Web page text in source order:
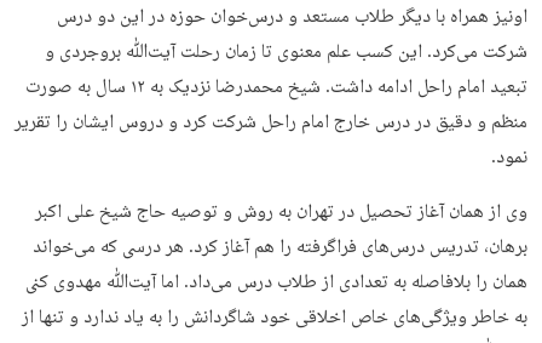
اونیز همراه با دیگر طلاب مستعد و درس‌خوان حوزه در این دو درس
شرکت می‌کرد. این کسب علم معنوی تا زمان رحلت آیت‌ﷲ بروجردی و
تبعید امام راحل ادامه داشت. شیخ محمدرضا نزدیک به ۱۲ سال به صورت
منظم و دقیق در درس خارج امام راحل شرکت کرد و دروس ایشان را تقریر
نمود.
وی از همان آغاز تحصیل در تهران به روش و توصیه حاج شیخ علی اکبر
برهان، تدریس درس‌های فراگرفته را هم آغاز کرد. هر درسی که می‌خواند
همان را بلافاصله به تعدادی از طلاب درس می‌داد. اما آیت‌ﷲ مهدوی کنی
به خاطر ویژگی‌های خاص اخلاقی خود شاگردانش را به یاد ندارد و تنها از